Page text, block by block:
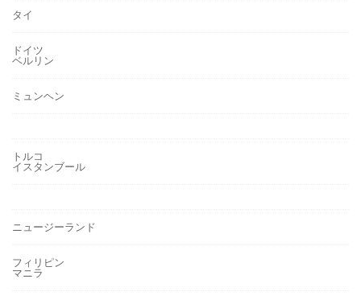
タイ
ドイツ
ベルリン
ミュンヘン
トルコ
イスタンブール
ニュージーランド
フィリピン
マニラ